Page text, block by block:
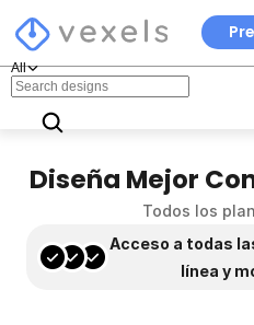
All
Diseña Mejor
Todos los
Acceso a todas
línea y